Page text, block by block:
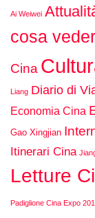
Ai Weiwei
cosa
Cina
Liang Diario di
Economia Cina
Gao Xingjian
Itinerari Cina
Letture
Padiglione Cina Expo